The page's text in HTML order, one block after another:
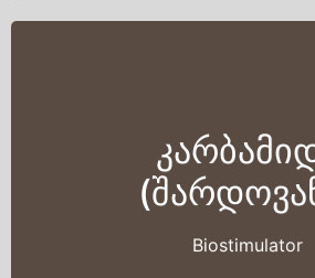
Biostimulator